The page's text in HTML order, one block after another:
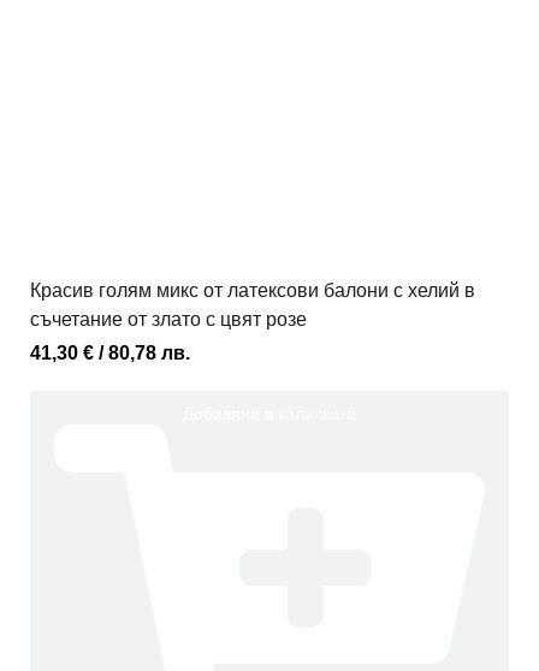
Красив голям микс от латексови балони с хелий в
съчетание от злато с цвят розе
41,30 € / 80,78 лв.